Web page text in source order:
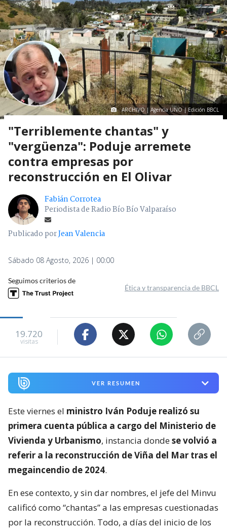
ARCHIVO | Agencia UNO | Edición BBCL
"Terriblemente chantas" y
"vergüenza": Poduje arremete
contra empresas por
reconstrucción en El Olivar
Fabián Corrotea
Periodista de Radio Bío Bío Valparaíso
Publicado porJean Valencia
Sábado 08 Agosto, 2026 | 00:00
Seguimos criterios de
Ética y transparencia de BBCL
19.720
visitas
VER RESUMEN
Este viernes el ministro Iván Poduje realizó su
primera cuenta pública a cargo del Ministerio de
Vivienda y Urbanismo, instancia dondese volvió a
referir a la reconstrucción de Viña del Mar tras el
megaincendio de 2024.
En ese contexto, y sin dar nombres, el jefe del Minvu
calificó como “chantas” a las empresas cuestionadas
por la reconstrucción. Todo, a días del inicio de los